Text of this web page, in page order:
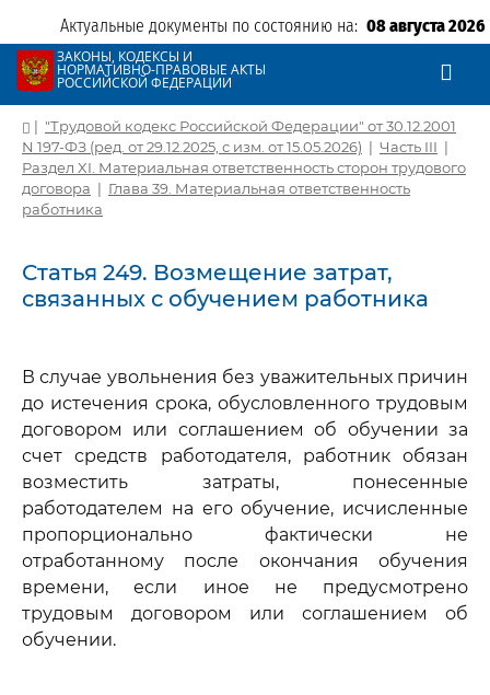
Актуальные документы по состоянию на: 08 августа 2026
ЗАКОНЫ, КОДЕКСЫ И
НОРМАТИВНО-ПРАВОВЫЕ АКТЫ
РОССИЙСКОЙ ФЕДЕРАЦИИ
| "Трудовой кодекс Российской Федерации" от 30.12.2001
N 197-ФЗ (ред. от 29.12.2025, с изм. от 15.05.2026) | Часть III |
Раздел XI. Материальная ответственность сторон трудового
договора | Глава 39. Материальная ответственность
работника
Статья 249. Возмещение затрат,
связанных с обучением работника
В случае увольнения без уважительных причин
до истечения срока, обусловленного трудовым
договором или соглашением об обучении за
счет средств работодателя, работник обязан
возместить затраты, понесенные
работодателем на его обучение, исчисленные
пропорционально фактически не
отработанному после окончания обучения
времени, если иное не предусмотрено
трудовым договором или соглашением об
обучении.